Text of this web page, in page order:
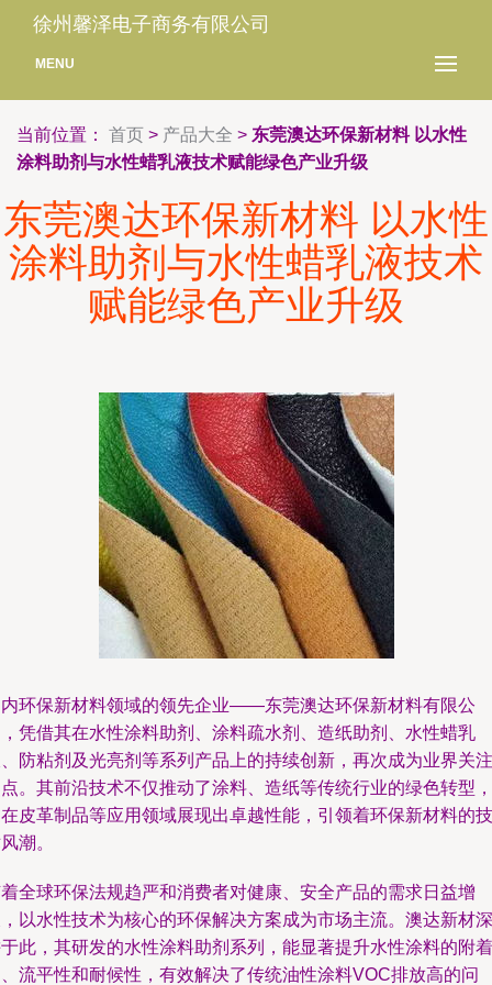
徐州馨泽电子商务有限公司
MENU
当前位置： 首页 > 产品大全 > 东莞澳达环保新材料 以水性
涂料助剂与水性蜡乳液技术赋能绿色产业升级
东莞澳达环保新材料 以水性
涂料助剂与水性蜡乳液技术
赋能绿色产业升级
环保新材料领域的领先企业——东莞澳达环保新材料有限公
凭借其在水性涂料助剂、涂料疏水剂、造纸助剂、水性蜡乳
防粘剂及光亮剂等系列产品上的持续创新，再次成为业界关注
。其前沿技术不仅推动了涂料、造纸等传统行业的绿色转型，
皮革制品等应用领域展现出卓越性能，引领着环保新材料的技
潮。
全球环保法规趋严和消费者对健康、安全产品的需求日益增
以水性技术为核心的环保解决方案成为市场主流。澳达新材深
此，其研发的水性涂料助剂系列，能显著提升水性涂料的附着
流平性和耐候性，有效解决了传统油性涂料VOC排放高的问